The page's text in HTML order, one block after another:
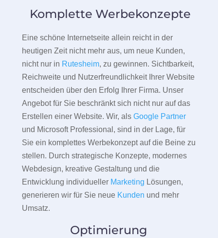
Komplette Werbekonzepte
Eine schöne Internetseite allein reicht in der
heutigen Zeit nicht mehr aus, um neue Kunden,
nicht nur in Rutesheim, zu gewinnen. Sichtbarkeit,
Reichweite und Nutzerfreundlichkeit Ihrer Website
entscheiden über den Erfolg Ihrer Firma. Unser
Angebot für Sie beschränkt sich nicht nur auf das
Erstellen einer Website. Wir, als Google Partner
und Microsoft Professional, sind in der Lage, für
Sie ein komplettes Werbekonzept auf die Beine zu
stellen. Durch strategische Konzepte, modernes
Webdesign, kreative Gestaltung und die
Entwicklung individueller Marketing Lösungen,
generieren wir für Sie neue Kunden und mehr
Umsatz.
Optimierung